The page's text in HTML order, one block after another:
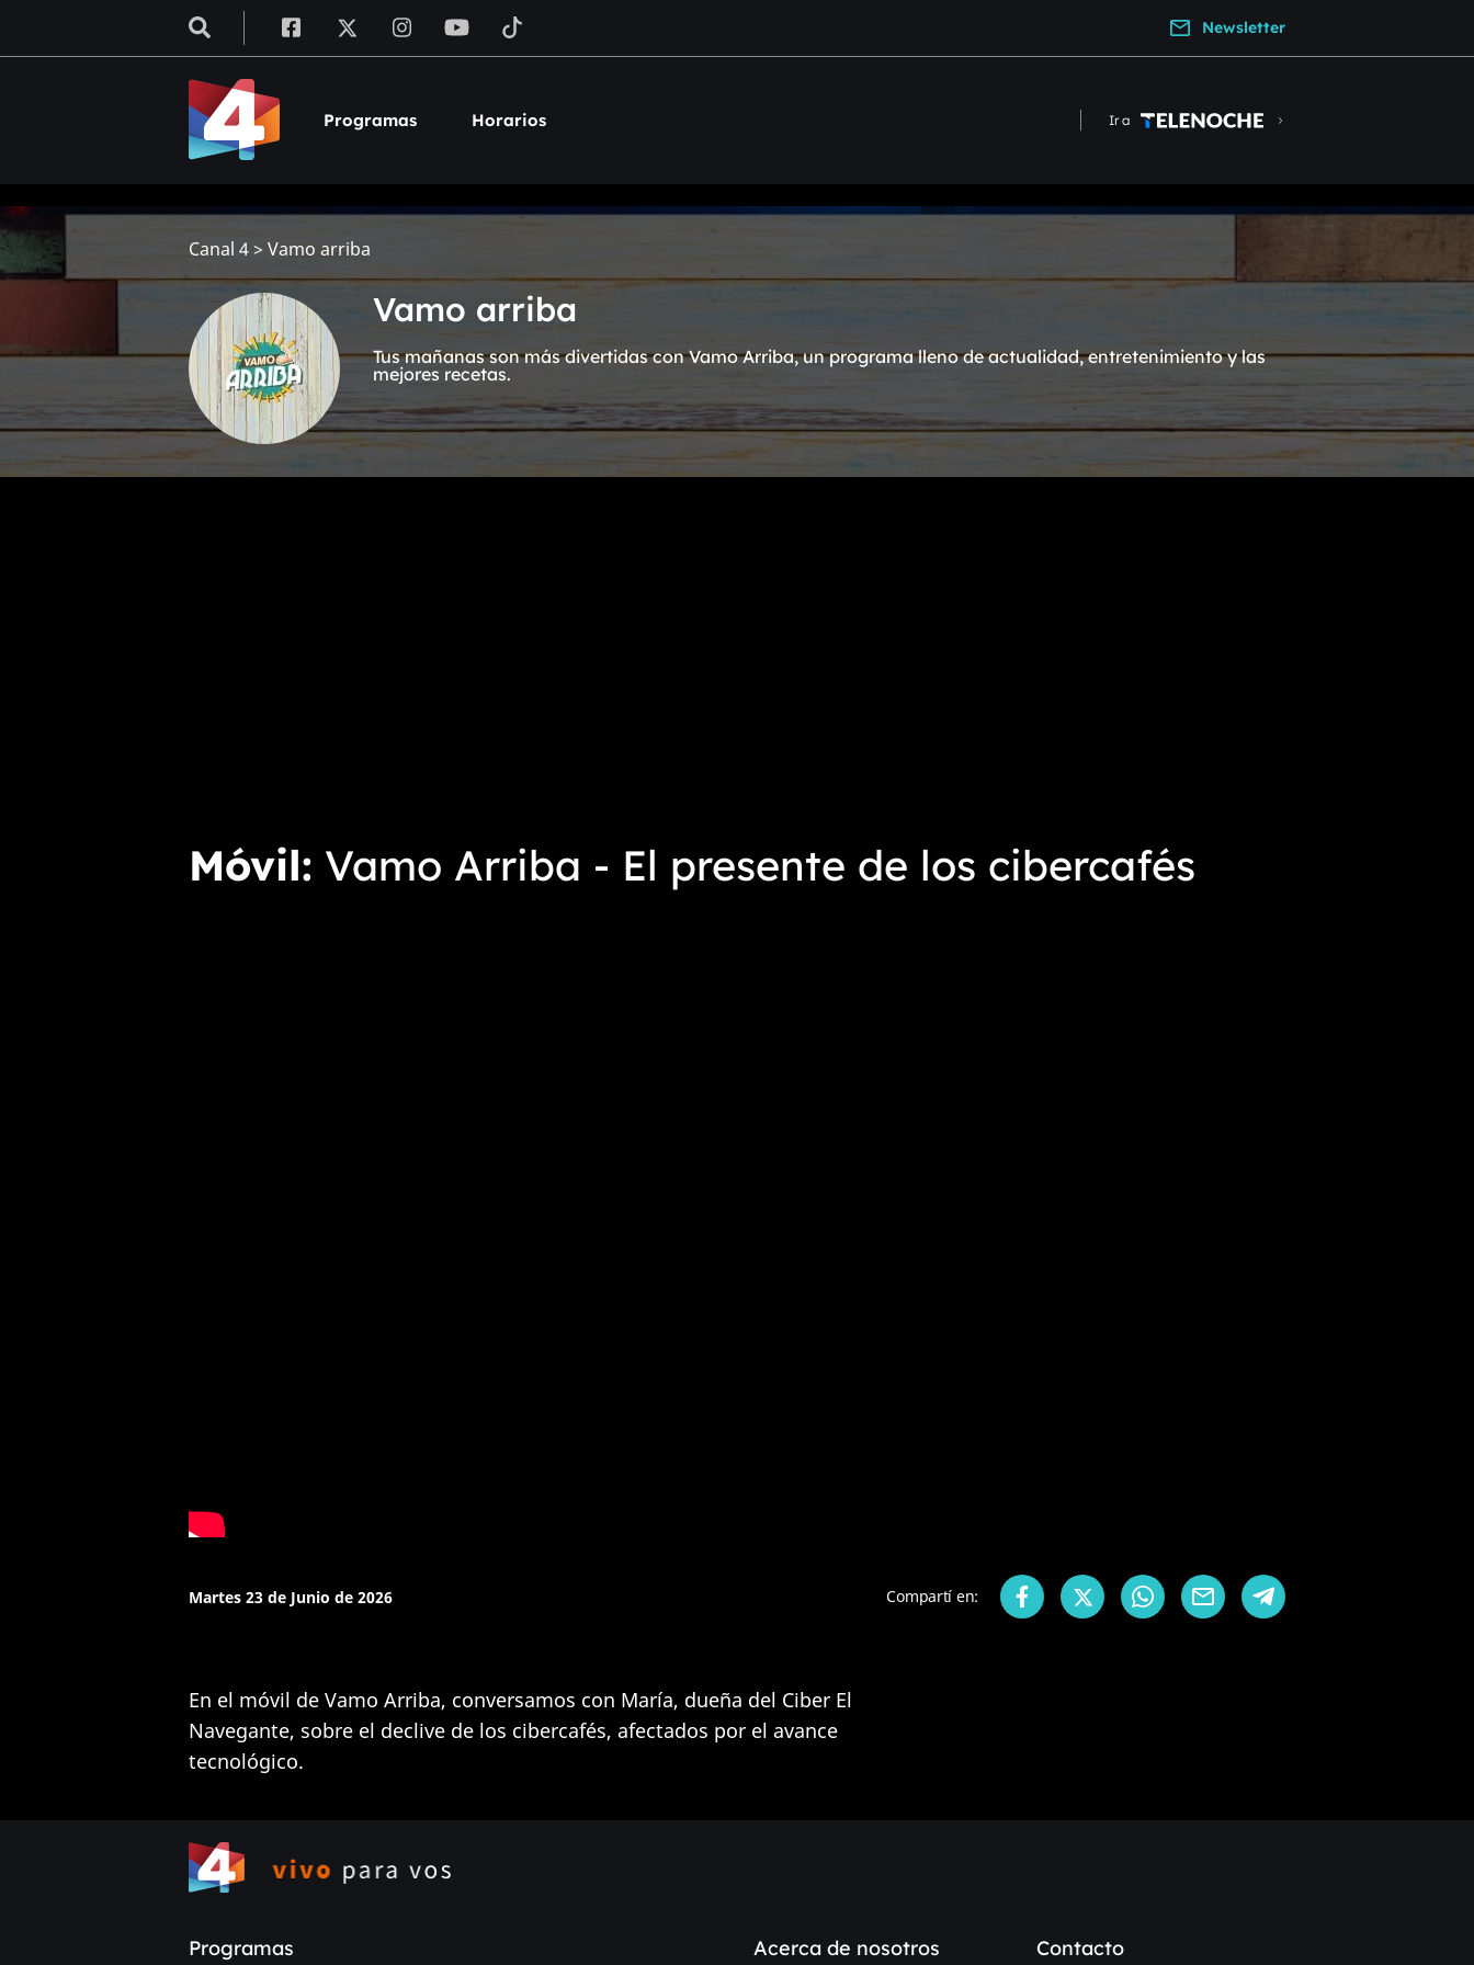
Newsletter
Programas Horarios Ir a
Canal 4> Vamo arriba
Vamo arriba
Tus mañanas son más divertidas con Vamo Arriba, un programa lleno de actualidad, entretenimiento y las
mejores recetas.
Móvil Vamo Arriba - El presente de los cibercafés
Martes 23 de Junio de 2026 Compartí en:
En el móvil de Vamo Arriba, conversamos con María, dueña del Ciber El
Navegante, sobre el declive de los cibercafés, afectados por el avance
tecnológico.
Programas Acerca de nosotros Contacto